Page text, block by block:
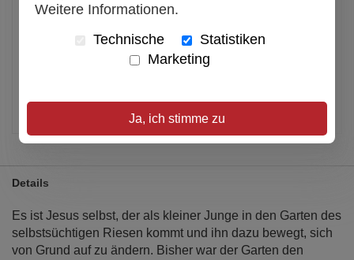
Alle Preise inkl. MwSt.
Artikel merken
Details
Es ist Jesus selbst, der als kleiner Junge in den Garten des
selbstsüchtigen Riesen kommt und ihn dazu bewegt, sich
von Grund auf zu ändern. Bisher war der Garten den
Weitere Informationen.
Technische
Statistiken
Marketing
Ja, ich stimme zu